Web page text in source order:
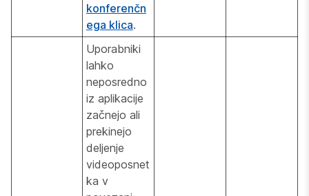
konferenčn
ega klica.
Uporabniki
lahko
neposredno
iz aplikacije
začnejo ali
prekinejo
deljenje
videoposnet
ka v